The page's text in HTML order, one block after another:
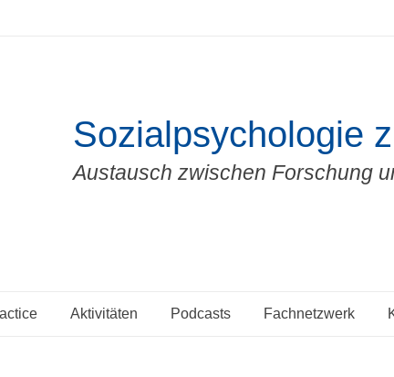
Sozialpsychologie
Austausch zwischen Forschung
Aktivitäten Podcasts Fachnetzwerk